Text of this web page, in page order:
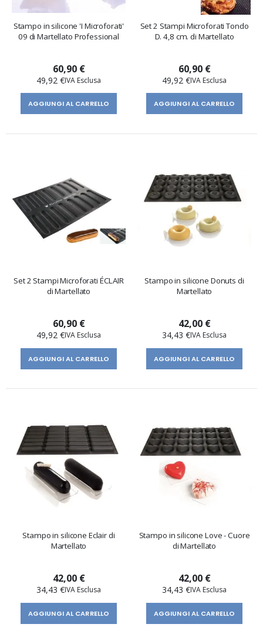
Stampo in silicone 'I Microforati'
09 di Martellato Professional
60,90 €
49,92 €
AGGIUNGI AL CARRELLO
Set 2 Stampi Microforati Tondo
D. 4,8 cm. di Martellato
60,90 €
49,92 €
AGGIUNGI AL CARRELLO
Set 2 Stampi Microforati ÉCLAIR
di Martellato
60,90 €
49,92 €
AGGIUNGI AL CARRELLO
Stampo in silicone Donuts di
Martellato
42,00 €
34,43 €
AGGIUNGI AL CARRELLO
Stampo in silicone Eclair di
Martellato
42,00 €
34,43 €
AGGIUNGI AL CARRELLO
Stampo in silicone Love - Cuore
di Martellato
42,00 €
34,43 €
AGGIUNGI AL CARRELLO